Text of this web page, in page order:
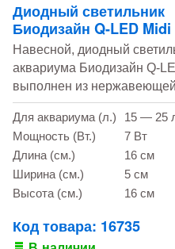
Диодный светильник
Биодизайн Q-LED Midi
Навесной, диодный
аквариума Биодизайн Q-
выполнен из
Для аквариума (л.)
15 — 25
Мощность (Вт.)
7 Вт
Длина (см.)
16 см
Ширина (см.)
5 см
Высота (см.)
16 см
Код товара: 16735